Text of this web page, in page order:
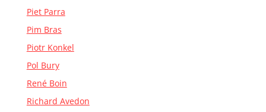
Piet Parra
Pim Bras
Piotr Konkel
Pol Bury
René Boin
Richard Avedon